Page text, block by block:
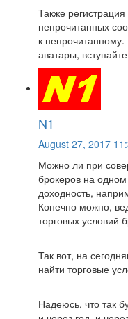
Также
непрочитанных
к непрочитанному.
аватары,
N1
August 27, 2017
Можно ли при
брокеров на
доходность,
Конечно можно,
торговых условий
Так вот, на
найти торговые
Надеюсь, что так